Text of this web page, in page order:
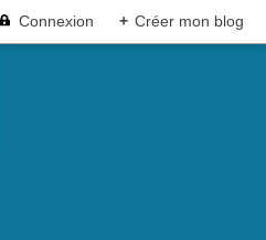
Connexion + Créer mon blog